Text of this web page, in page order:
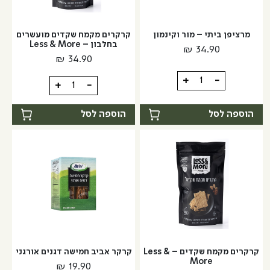
מרציפן ביתי – מור וקינמון
₪ 34.90
-
כמות
של
מרציפן
מור
וקינמון
+
הוספה לסל
קרקרים מקמח שקדים מועשרים
בחלבון – Less & More
₪ 34.90
-
כמות
של
קרקרים
מקמח
מועשרים
בחלבון
Less
&
+
הוספה לסל
קרקרים מקמח שקדים – Less &
More
קרקר אביב חמישה דגנים אורגני
₪ 19.90